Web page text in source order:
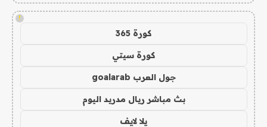
!
كورة 365
كورة سيتي
جول العرب goalarab
بث مباشر ريال مدريد اليوم
يلا لايف